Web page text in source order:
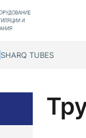
SHARQ TUBES